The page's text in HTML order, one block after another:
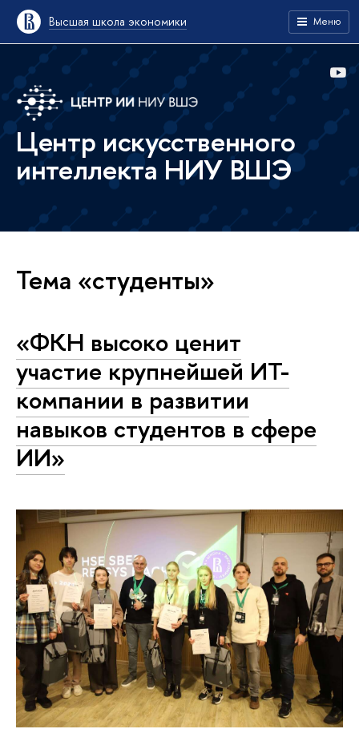
Высшая школа экономики Меню
Центр искусственного
интеллекта НИУ ВШЭ
Тема «студенты»
«ФКН высоко ценит
участие крупнейшей ИТ-
компании в развитии
навыков студентов в сфере
ИИ»